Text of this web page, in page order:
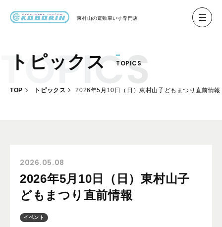
東村山の電動車いす専門店
ハイネル Hineru
ブリッジ BRIDGE TR
会社概要
トピックス TOPICS
TOP トピックス 2026年5月10日（日）東村山子どもまつり直前情報
2026.05.08
2026年5月10日（日）東村山子
どもまつり直前情報
イベント